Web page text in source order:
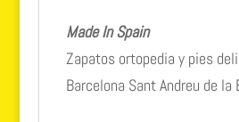
Made In Spain
Zapatos ortopedia y pies
Barcelona Sant Andreu de la